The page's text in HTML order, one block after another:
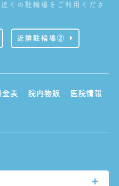
くの駐輪場をご利用くださ
近隣駐輪場②
金表 院内物販 医院情報